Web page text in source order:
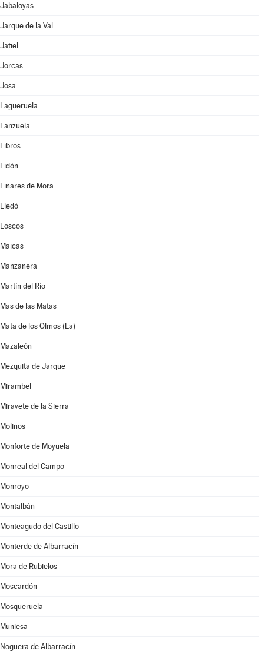
Jabaloyas
Jarque de la Val
Jatiel
Jorcas
Josa
Lagueruela
Lanzuela
Libros
Lidón
Linares de Mora
Lledó
Loscos
Maicas
Manzanera
Martín del Río
Mas de las Matas
Mata de los Olmos (La)
Mazaleón
Mezquita de Jarque
Mirambel
Miravete de la Sierra
Molinos
Monforte de Moyuela
Monreal del Campo
Monroyo
Montalbán
Monteagudo del Castillo
Monterde de Albarracín
Mora de Rubielos
Moscardón
Mosqueruela
Muniesa
Noguera de Albarracín